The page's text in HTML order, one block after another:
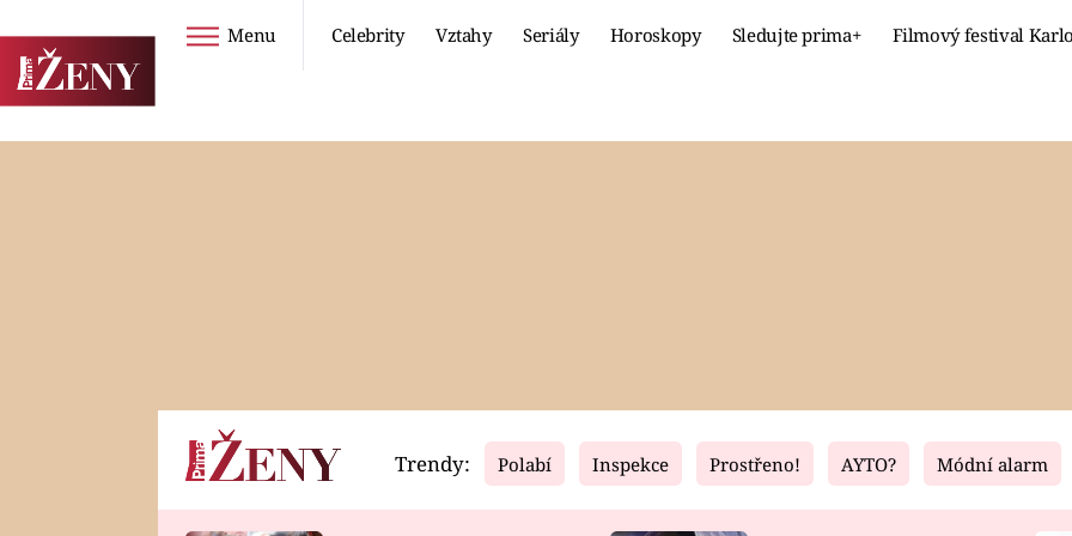
Menu Celebrity Vztahy Seriály Horoskopy Sledujte prima+ Filmový festival
Horoskopy Video Fresh Living
Trendy: Polabí Inspekce Prostřeno! AYTO? Módní alarm